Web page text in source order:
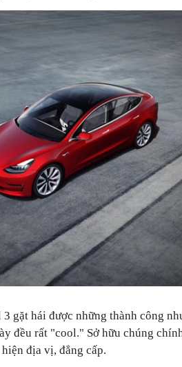
gặt hái được những thành công
đều rất "cool." Sở hữu chúng
địa vị, đẳng cấp.